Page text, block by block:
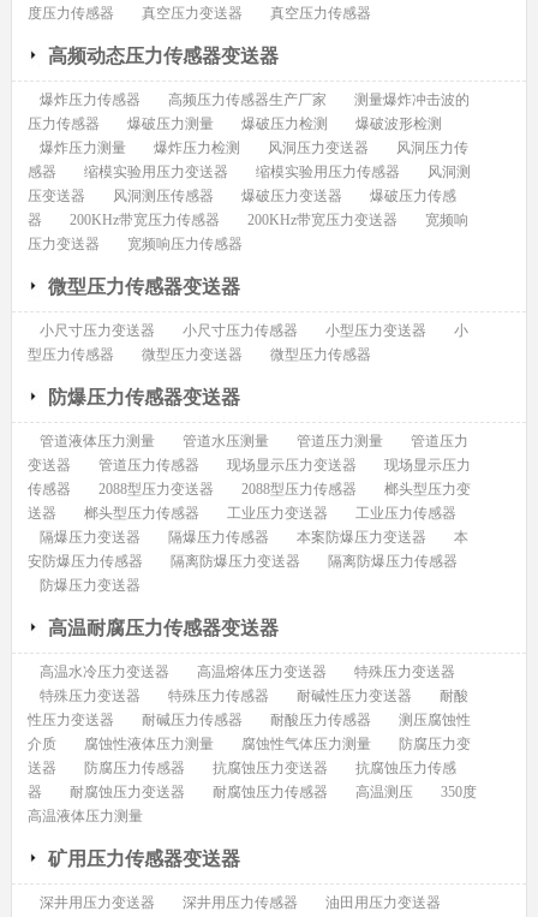
度压力传感器
真空压力变送器 真空压力传感器
高频动态压力传感器变送器
爆炸压力传感器 高频压力传感器生产厂家
测量爆炸冲击波的
压力传感器
爆破压力测量 爆破压力检测
爆破波形检测
爆炸压力测量
爆炸压力检测 风洞压力变送器
风洞压力传
感器
缩模实验用压力变送器 缩模实验用压力传感器
风洞测
压变送器
风洞测压传感器 爆破压力变送器
爆破压力传感
器
200KHz带宽压力传感器 200KHz带宽压力变送器
宽频响
压力变送器
宽频响压力传感器
微型压力传感器变送器
小尺寸压力变送器 小尺寸压力传感器 小型压力变送器
小
型压力传感器
微型压力变送器 微型压力传感器
防爆压力传感器变送器
管道液体压力测量 管道水压测量 管道压力测量
管道压力
变送器
管道压力传感器 现场显示压力变送器
现场显示压力
传感器
2088型压力变送器 2088型压力传感器
榔头型压力变
送器
榔头型压力传感器 工业压力变送器
工业压力传感器
隔爆压力变送器
隔爆压力传感器 本案防爆压力变送器
本
安防爆压力传感器
隔离防爆压力变送器
隔离防爆压力传感器
防爆压力变送器
高温耐腐压力传感器变送器
高温水冷压力变送器 高温熔体压力变送器
特殊压力变送器
特殊压力变送器
特殊压力传感器 耐碱性压力变送器
耐酸
性压力变送器
耐碱压力传感器 耐酸压力传感器
测压腐蚀性
介质
腐蚀性液体压力测量 腐蚀性气体压力测量
防腐压力变
送器
防腐压力传感器 抗腐蚀压力变送器
抗腐蚀压力传感
器
耐腐蚀压力变送器 耐腐蚀压力传感器 高温测压
350度
高温液体压力测量
矿用压力传感器变送器
深井用压力变送器 深井用压力传感器
油田用压力变送器